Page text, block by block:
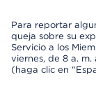
Para reportar
queja sobre su
Servicio a los
viernes, de 8 a. m.
(haga clic en